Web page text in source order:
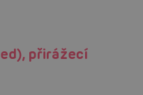
přirážecí